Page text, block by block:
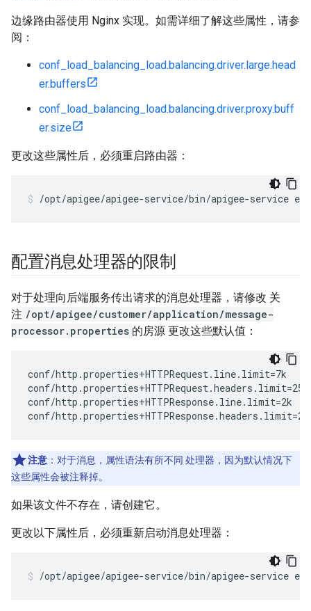
边缘路由器使用 Nginx 实现。如需详细了解这些属性，请参
阅：
conf_load_balancing_load.balancing.driver.large.head
er.buffers
conf_load_balancing_load.balancing.driver.proxy.buff
er.size
更改这些属性后，必须重启路由器：
/opt/apigee/apigee-service/bin/apigee-service
配置消息处理器的限制
对于处理向后端服务传出请求的消息处理器，请修改 关
注 /opt/apigee/customer/application/message-
processor.properties 的房源 更改这些默认值：
conf/http.properties+HTTPRequest.line.limit=7k
conf/http.properties+HTTPRequest.headers.limit=25k
conf/http.properties+HTTPResponse.line.limit=2k
conf/
注意 ：对于消息，属性语法有所不同 处理器，因为默认情况下
这些属性会被注释掉。
如果该文件不存在，请创建它。
更改以下属性后，必须重新启动消息处理器：
/opt/apigee/apigee-service/bin/apigee-service